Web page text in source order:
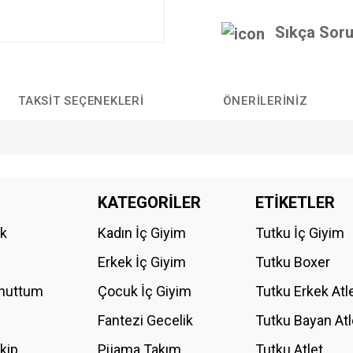
Sıkça
TAKSIT SEÇENEKLERI ÖNERILERINIZ
Bu ürüne ilk yorumu siz yapın!
KATEGORİLER
Kadın İç Giyim
Erkek İç Giyim
Çocuk İç Giyim
Fantezi Gecelik
Pijama Takım
ETİKETLER
Tutku İç Giyim
Tutku Boxer
Tutku Erkek
Tutku Bayan
Tutku Atlet